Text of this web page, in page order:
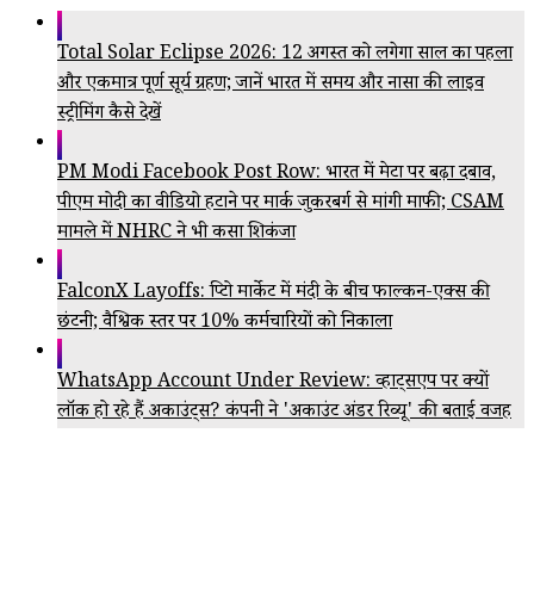
Total Solar Eclipse 2026: 12 अगस्त को लगेगा साल का पहला
और एकमात्र पूर्ण सूर्य ग्रहण; जानें भारत में समय और नासा की लाइव
स्ट्रीमिंग कैसे देखें
PM Modi Facebook Post Row: भारत में मेटा पर बढ़ा दबाव,
पीएम मोदी का वीडियो हटाने पर मार्क जुकरबर्ग से मांगी माफी; CSAM
मामले में NHRC ने भी कसा शिकंजा
FalconX Layoffs: क्रिप्टो मार्केट में मंदी के बीच फाल्कन-एक्स की
छंटनी; वैश्विक स्तर पर 10% कर्मचारियों को निकाला
WhatsApp Account Under Review: व्हाट्सएप पर क्यों
लॉक हो रहे हैं अकाउंट्स? कंपनी ने 'अकाउंट अंडर रिव्यू' की बताई वजह